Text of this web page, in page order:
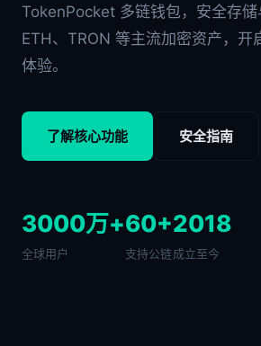
TokenPocket 多链钱包，安全存储
ETH、TRON 等主流加密资产，开
体验。
了解核心功能 安全指南
3000万+
全球用户
60+
支持公链
2018
成立至今